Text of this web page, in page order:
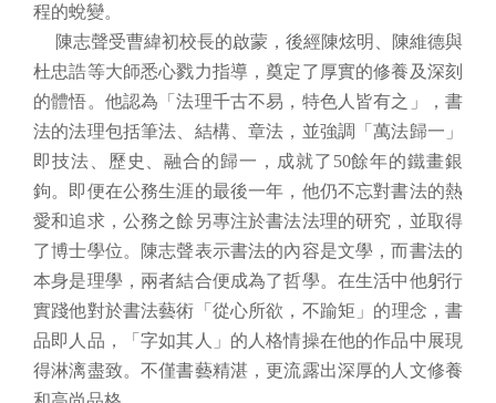
服
務
行
政
開
訊
程的蛻變。
陳志聲受曹緯初校長的啟蒙，後經陳炫明、陳維德與
杜忠誥等大師悉心戮力指導，奠定了厚實的修養及深刻
的體悟。他認為「法理千古不易，特色人皆有之」，書
法的法理包括筆法、結構、章法，並強調「萬法歸一」
即技法、歷史、融合的歸一，成就了 50餘年的鐵畫銀
鉤。即便在公務生涯的最後一年，他仍不忘對書法的熱
愛和追求，公務之餘另專注於書法法理的研究，並取得
了博士學位。陳志聲表示書法的內容是文學，而書法的
本身是理學，兩者結合便成為了哲學。在生活中他躬行
實踐他對於書法藝術「從心所欲，不踰矩 」 的理念，書
品即人品，「字如其人」的人格情操在他的作品中展現
得淋漓盡致。不僅書藝精湛，更流露出深厚的人文修養